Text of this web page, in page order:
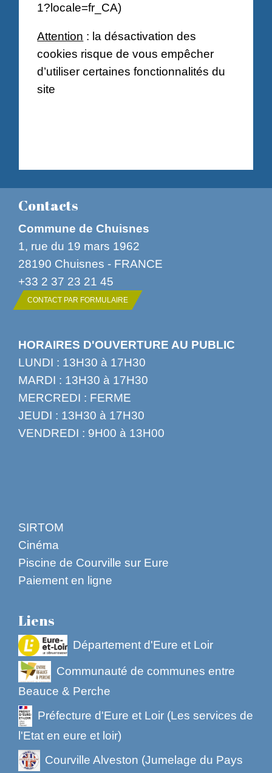
1?locale=fr_CA)
Attention : la désactivation des
cookies risque de vous empêcher
d’utiliser certaines fonctionnalités du
site
Contacts
Commune de Chuisnes
1, rue du 19 mars 1962
28190 Chuisnes - FRANCE
+33 2 37 23 21 45
CONTACT PAR FORMULAIRE
HORAIRES D'OUVERTURE AU PUBLIC
LUNDI : 13H30 à 17H30
MARDI : 13H30 à 17H30
MERCREDI : FERME
JEUDI : 13H30 à 17H30
VENDREDI : 9H00 à 13H00
SIRTOM
Cinéma
Piscine de Courville sur Eure
Paiement en ligne
Liens
Département d'Eure et Loir
Communauté de communes entre
Beauce & Perche
Préfecture d'Eure et Loir (Les services de
l'Etat en eure et loir)
Courville Alveston (Jumelage du Pays